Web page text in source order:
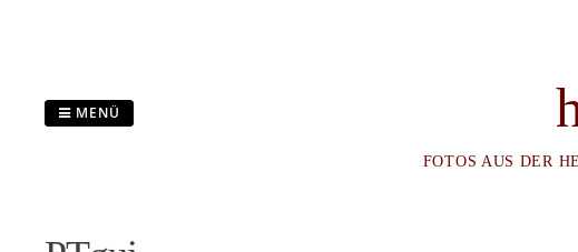
FOTOS AUS DER
MENÜ